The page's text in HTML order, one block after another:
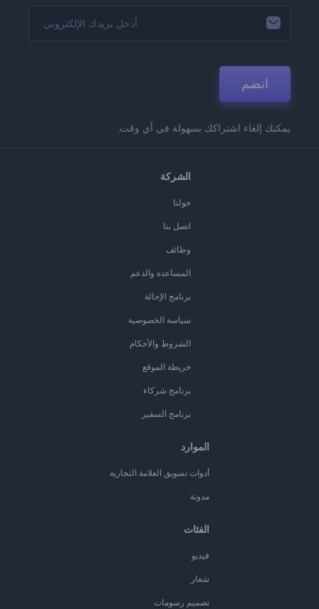
انضم
يمكنك إلغاء اشتراكك بسهولة في أي وقت.
الشركة
حولنا
اتصل بنا
وظائف
المساعدة والدعم
برنامج الإحالة
سياسة الخصوصية
الشروط والأحكام
خريطة الموقع
برنامج شركاء
برنامج السفير
الموارد
أدوات تسويق العلامة التجارية
مدونة
الفئات
فيديو
شعار
تصميم رسومات